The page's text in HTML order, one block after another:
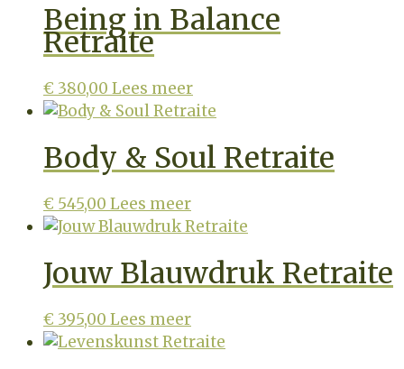
Being in Balance
Retraite
€ 380,00 Lees meer
Body & Soul Retraite
€ 545,00 Lees meer
Jouw Blauwdruk Retraite
€ 395,00 Lees meer